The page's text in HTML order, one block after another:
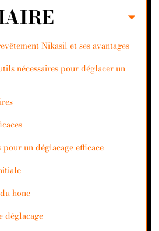
Nikasil et ses avantages
nécessaires pour déglacer un
un déglacage efficace
hone
déglacage